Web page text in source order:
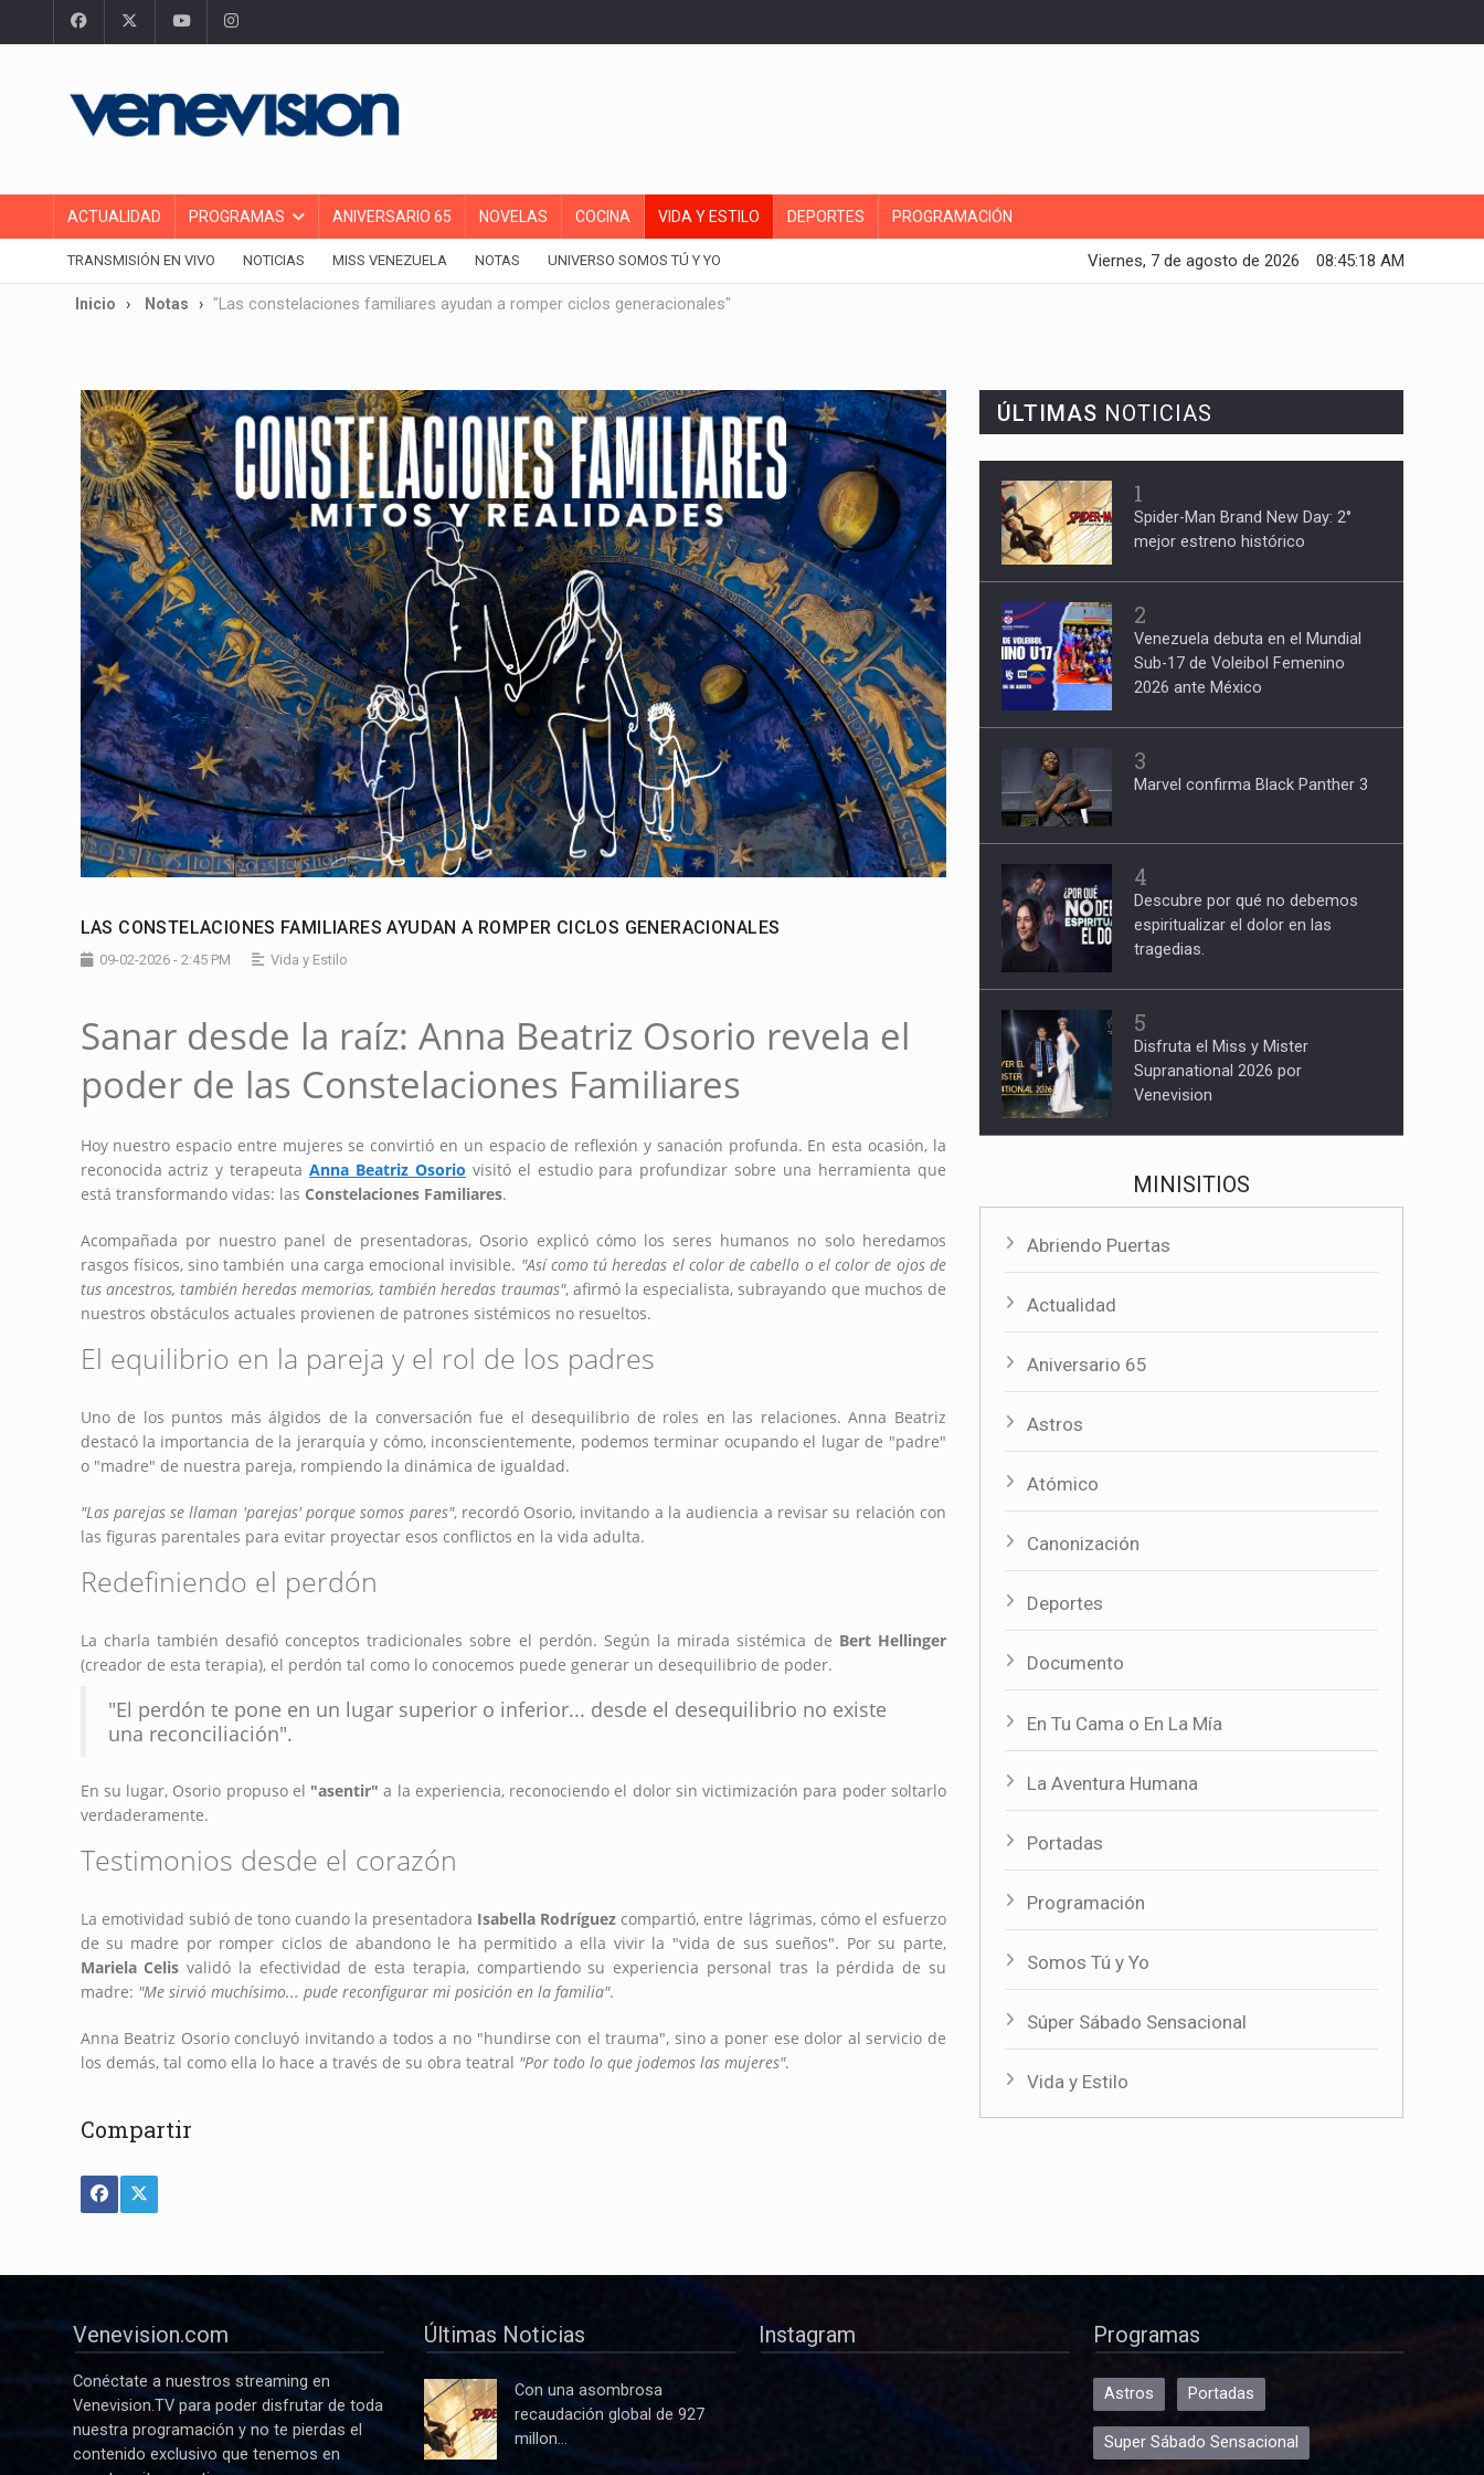
ACTUALIDAD PROGRAMAS ANIVERSARIO 65 NOVELAS COCINA VIDA Y ESTILO DEPORTES PROGRAMACIÓN
TRANSMISIÓN EN VIVO NOTICIAS MISS VENEZUELA NOTAS UNIVERSO SOMOS TÚ Y YO 08:45:19 AM
Viernes, 7 de agosto de 2026
Inicio Notas "Las constelaciones familiares ayudan a romper ciclos generacionales"
LAS CONSTELACIONES FAMILIARES AYUDAN A ROMPER CICLOS GENERACIONALES
09-02-2026 - 2:45 PM Vida y Estilo
Sanar desde la raíz: Anna Beatriz Osorio revela el
poder de las Constelaciones Familiares
Hoy nuestro espacio entre mujeres se convirtió en un espacio de reflexión y sanación profunda. En esta ocasión, la
reconocida actriz y terapeutaAnna Beatriz Osorio visitó el estudio para profundizar sobre una herramienta que
está transformando vidas: las Constelaciones Familiares.
Acompañada por nuestro panel de presentadoras, Osorio explicó cómo los seres humanos no solo heredamos
rasgos físicos, sino también una carga emocional invisible. "Así como tú heredas el color de cabello o el color de ojos de
tus ancestros, también heredas memorias, también heredas traumas", afirmó la especialista, subrayando que muchos de
nuestros obstáculos actuales provienen de patrones sistémicos no resueltos.
El equilibrio en la pareja y el rol de los padres
Uno de los puntos más álgidos de la conversación fue el desequilibrio de roles en las relaciones. Anna Beatriz
destacó la importancia de la jerarquía y cómo, inconscientemente, podemos terminar ocupando el lugar de "padre"
o "madre" de nuestra pareja, rompiendo la dinámica de igualdad.
"Las parejas se llaman 'parejas' porque somos pares", recordó Osorio, invitando a la audiencia a revisar su relación con
las figuras parentales para evitar proyectar esos conflictos en la vida adulta.
Redefiniendo el perdón
La charla también desafió conceptos tradicionales sobre el perdón. Según la mirada sistémica de Bert Hellinger
(creador de esta terapia), el perdón tal como lo conocemos puede generar un desequilibrio de poder.
"El perdón te pone en un lugar superior o inferior... desde el desequilibrio no existe
una reconciliación".
En su lugar, Osorio propuso el "asentir" a la experiencia, reconociendo el dolor sin victimización para poder soltarlo
verdaderamente.
Testimonios desde el corazón
La emotividad subió de tono cuando la presentadora Isabella Rodríguez compartió, entre lágrimas, cómo el esfuerzo
de su madre por romper ciclos de abandono le ha permitido a ella vivir la "vida de sus sueños". Por su parte,
Mariela Celis validó la efectividad de esta terapia, compartiendo su experiencia personal tras la pérdida de su
madre: "Me sirvió muchísimo... pude reconfigurar mi posición en la familia".
Anna Beatriz Osorio concluyó invitando a todos a no "hundirse con el trauma", sino a poner ese dolor al servicio de
los demás, tal como ella lo hace a través de su obra teatral "Por todo lo que jodemos las mujeres".
Compartir
ÚLTIMAS NOTICIAS
1
Spider-Man Brand New Day: 2°
mejor estreno histórico
2
Venezuela debuta en el Mundial
Sub-17 de Voleibol Femenino
2026 ante México
3
Marvel confirma Black Panther 3
4
Descubre por qué no debemos
espiritualizar el dolor en las
tragedias.
5
Disfruta el Miss y Mister
Supranational 2026 por
Venevision
MINISITIOS
Abriendo Puertas
Actualidad
Aniversario 65
Astros
Atómico
Canonización
Deportes
Documento
En Tu Cama o En La Mía
La Aventura Humana
Portadas
Programación
Somos Tú y Yo
Súper Sábado Sensacional
Vida y Estilo
Venevision.com
Conéctate a nuestros streaming en
Venevision.TV para poder disfrutar de toda
nuestra programación y no te pierdas el
contenido exclusivo que tenemos en
Últimas Noticias
Con una asombrosa
recaudación global de 927
millon...
Instagram Programas
Astros Portadas
Super Sábado Sensacional